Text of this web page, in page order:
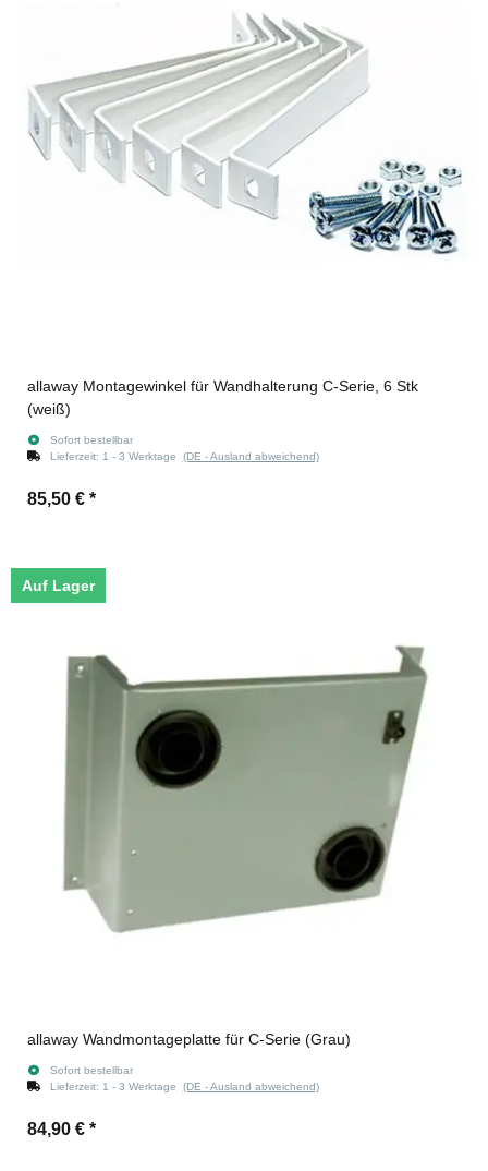
allaway Montagewinkel für Wandhalterung C-Serie, 6 Stk
(weiß)
Sofort bestellbar
Lieferzeit: 1 - 3 Werktage (DE - Ausland abweichend)
85,50 € *
Auf Lager
allaway Wandmontageplatte für C-Serie (Grau)
Sofort bestellbar
Lieferzeit: 1 - 3 Werktage (DE - Ausland abweichend)
84,90 € *